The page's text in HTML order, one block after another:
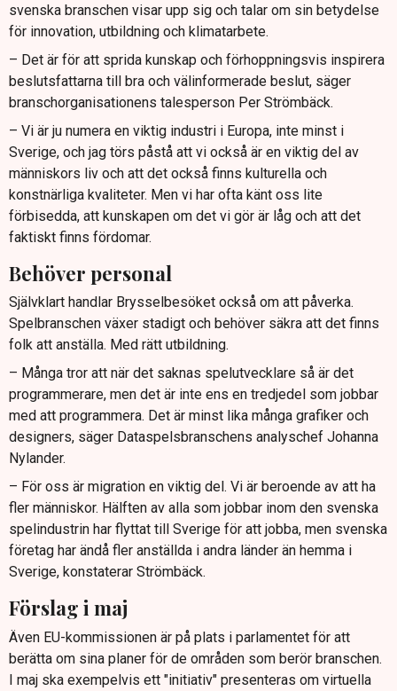
svenska branschen visar upp sig och talar om sin betydelse
för innovation, utbildning och klimatarbete.
– Det är för att sprida kunskap och förhoppningsvis inspirera
beslutsfattarna till bra och välinformerade beslut, säger
branschorganisationens talesperson Per Strömbäck.
– Vi är ju numera en viktig industri i Europa, inte minst i
Sverige, och jag törs påstå att vi också är en viktig del av
människors liv och att det också finns kulturella och
konstnärliga kvaliteter. Men vi har ofta känt oss lite
förbisedda, att kunskapen om det vi gör är låg och att det
faktiskt finns fördomar.
Behöver personal
Självklart handlar Brysselbesöket också om att påverka.
Spelbranschen växer stadigt och behöver säkra att det finns
folk att anställa. Med rätt utbildning.
– Många tror att när det saknas spelutvecklare så är det
programmerare, men det är inte ens en tredjedel som jobbar
med att programmera. Det är minst lika många grafiker och
designers, säger Dataspelsbranschens analyschef Johanna
Nylander.
– För oss är migration en viktig del. Vi är beroende av att ha
fler människor. Hälften av alla som jobbar inom den svenska
spelindustrin har flyttat till Sverige för att jobba, men svenska
företag har ändå fler anställda i andra länder än hemma i
Sverige, konstaterar Strömbäck.
Förslag i maj
Även EU-kommissionen är på plats i parlamentet för att
berätta om sina planer för de områden som berör branschen.
I maj ska exempelvis ett "initiativ" presenteras om virtuella